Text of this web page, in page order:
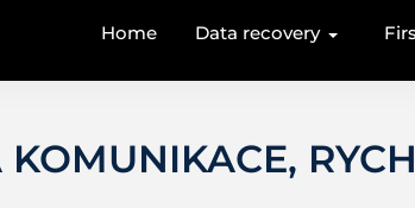
Home Data recovery